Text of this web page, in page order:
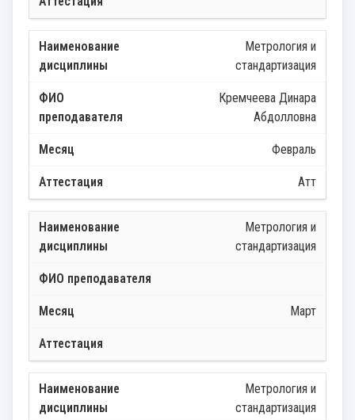
Метрология и
стандартизация
Кремчеева Динара
Абдолловна
Февраль
Атт
Метрология и
стандартизация
Март
Метрология и
стандартизация